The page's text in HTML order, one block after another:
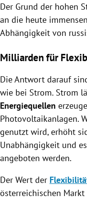
Der Grund der hohen
an die heute
Abhängigkeit von
Milliarden für
Die Antwort darauf
wie bei Strom. Strom
Energiequellen
Photovoltaikanlagen.
genutzt wird, erhöht
Unabhängigkeit und
angeboten werden.
Der Wert der
österreichischen